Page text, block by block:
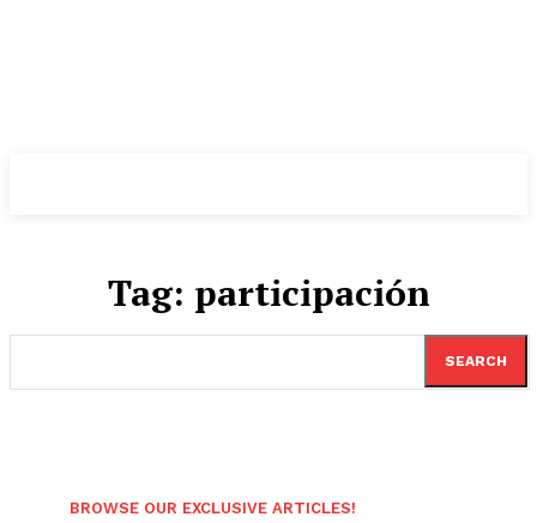
Tag: participación
SEARCH
BROWSE OUR EXCLUSIVE ARTICLES!